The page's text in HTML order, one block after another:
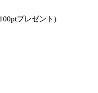
プレゼント)